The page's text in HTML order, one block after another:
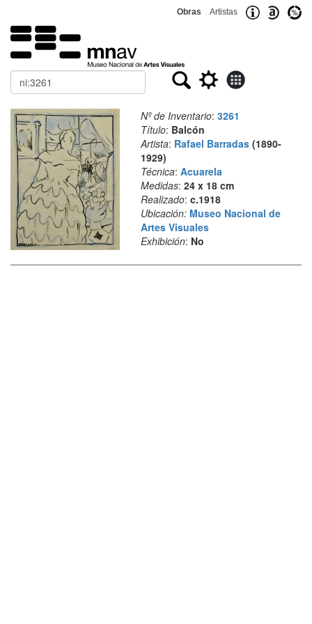
Obras Artistas
Buscar
Nº de Inventario: 3261
Título: Balcón
Artista: Rafael Barradas(1890-
1929)
Técnica: Acuarela
Medidas: 24 x 18 cm
Realizado: c.1918
Ubicación: Museo Nacional de
Artes Visuales
Exhibición: No